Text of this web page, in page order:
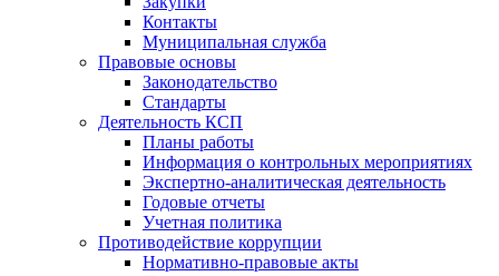
Контакты
Муниципальная служба
Правовые основы
Законодательство
Стандарты
Деятельность КСП
Планы работы
Информация о контрольных мероприятиях
Экспертно-аналитическая деятельность
Годовые отчеты
Учетная политика
Противодействие коррупции
Нормативно-правовые акты